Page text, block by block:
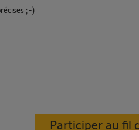
;-)
Participer au fil